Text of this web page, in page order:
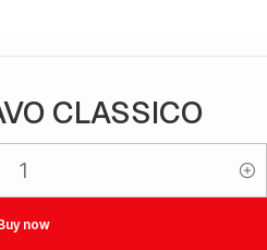
CLASSICO
now